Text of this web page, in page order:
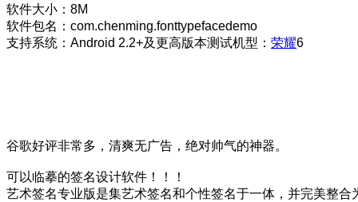
软件大小：8M
软件包名：com.chenming.fonttypefacedemo
支持系统：Android 2.2+及更高版本测试机型： 荣耀6
谷歌好评非常多，清爽无广告，绝对帅气的神器。
可以临摹的签名设计软件！！！
艺术签名专业版是集艺术签名和个性签名于一体，并完美整合